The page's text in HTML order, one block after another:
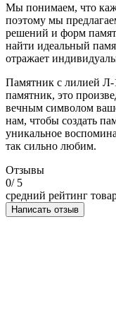
Мы понимаем, что
поэтому мы
решений и форм
найти идеальный
отражает
Памятник с лилией Л-
памятник, это
вечным символом
нам, чтобы создать
уникальное
так сильно любим.
Отзывы
0/ 5
средний рейтинг
Написать отзыв